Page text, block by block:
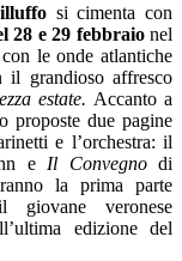
si cimenta con
28 e 29 febbraionel
le onde atlantiche
il grandioso affresco
estate. Accanto a
proposte due pagine
e l’orchestra: il
e Il Convegnodi
la prima parte
veronese
edizione del